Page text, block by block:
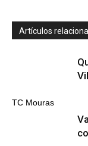
Artículos
TC Mouras